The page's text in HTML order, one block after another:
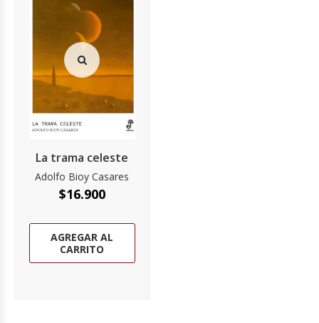
La trama celeste
Adolfo Bioy Casares
$16.900
AGREGAR AL
CARRITO